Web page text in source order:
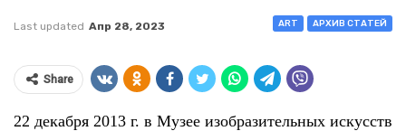
ART АРХИВ СТАТЕЙ
Last updated Апр 28, 2023
Share
22 декабря 2013 г. в Музее изобразительных искусств